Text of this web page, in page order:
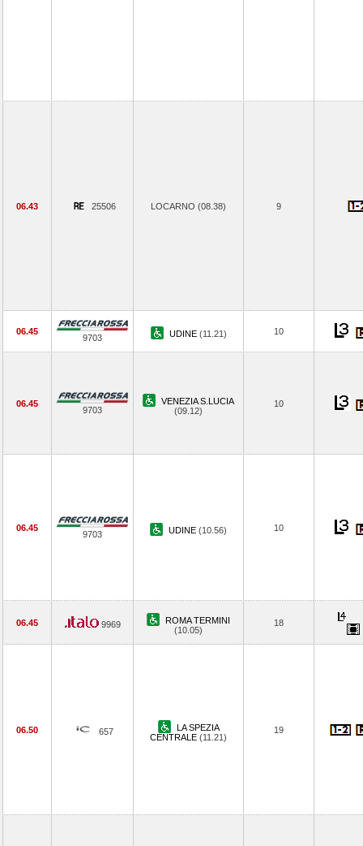
06.43 25506 LOCARNO (08.38) 9
06.45
9703 UDINE (11.21) 10
06.45
9703
VENEZIA S.LUCIA
(09.12)
10
06.45
9703 UDINE (10.56) 10
06.45 9969
ROMA TERMINI
(10.05)
18
06.50 657
LA SPEZIA
CENTRALE (11.21)
19